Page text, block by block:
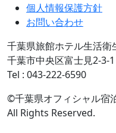
個人情報保護方針
お問い合わせ
千葉県旅館ホテル生活衛
千葉市中央区富士見2-3-1
Tel : 043-222-6590
©千葉県オフィシャル宿
All Rights Reserved.